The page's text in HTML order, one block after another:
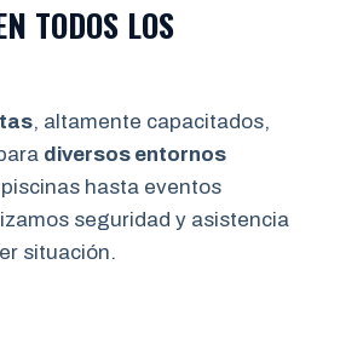
TODOS LOS
, altamente capacitados,
diversos entornos
piscinas hasta eventos
seguridad y asistencia
situación.